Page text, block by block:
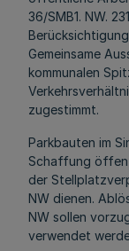
36/SMB1. NW.
Gemeinsame
kommunalen
zugestimmt.
Parkbauten im
Schaffung
der
NW dienen.
NW sollen
verwendet